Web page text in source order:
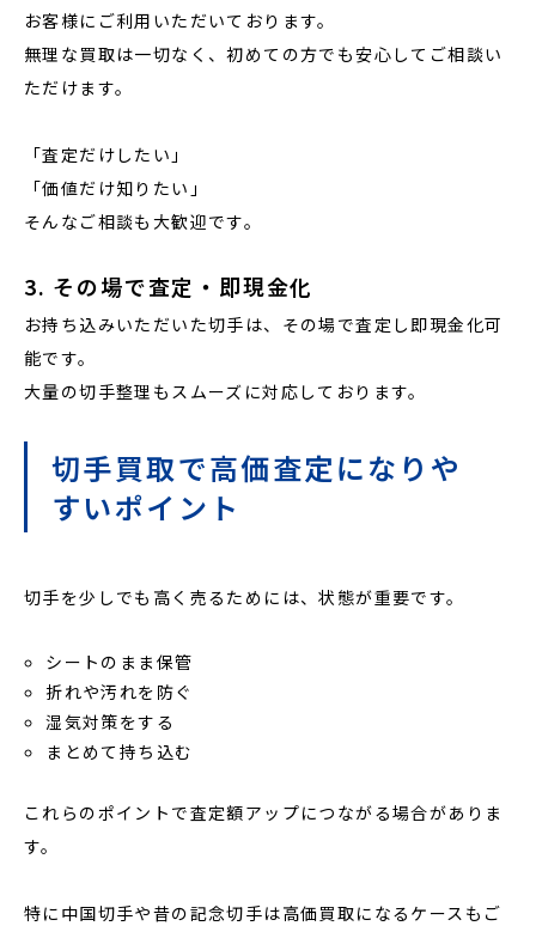
お客様にご利用いただいております。
無理な買取は一切なく、初めての方でも安心してご相談い
ただけます。
「査定だけしたい」
「価値だけ知りたい」
そんなご相談も大歓迎です。
3. その場で査定・即現金化
お持ち込みいただいた切手は、その場で査定し即現金化可
能です。
大量の切手整理もスムーズに対応しております。
切手買取で高価査定になりや
すいポイント
切手を少しでも高く売るためには、状態が重要です。
シートのまま保管
折れや汚れを防ぐ
湿気対策をする
まとめて持ち込む
これらのポイントで査定額アップにつながる場合がありま
す。
特に中国切手や昔の記念切手は高価買取になるケースもご